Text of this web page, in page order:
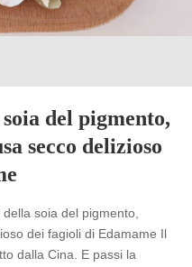
del pigmento,
secco delizioso
soia del pigmento,
dei fagioli di Edamame Il
dalla Cina. E passi la